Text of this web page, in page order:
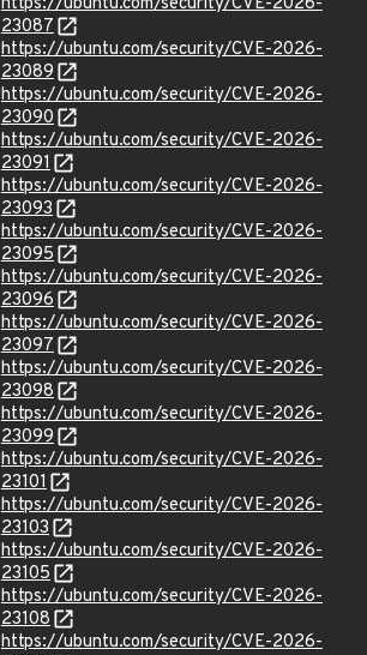
23087
https://ubuntu.com/security/CVE-2026-
23089
https://ubuntu.com/security/CVE-2026-
23090
https://ubuntu.com/security/CVE-2026-
23091
https://ubuntu.com/security/CVE-2026-
23093
https://ubuntu.com/security/CVE-2026-
23095
https://ubuntu.com/security/CVE-2026-
23096
https://ubuntu.com/security/CVE-2026-
23097
https://ubuntu.com/security/CVE-2026-
23098
https://ubuntu.com/security/CVE-2026-
23099
https://ubuntu.com/security/CVE-2026-
23101
https://ubuntu.com/security/CVE-2026-
23103
https://ubuntu.com/security/CVE-2026-
23105
https://ubuntu.com/security/CVE-2026-
23108
https://ubuntu.com/security/CVE-2026-